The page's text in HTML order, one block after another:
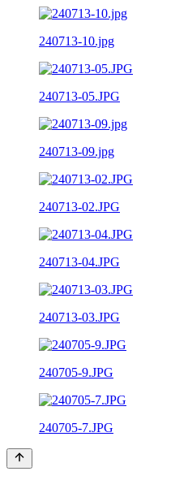
240713-10.jpg
240713-05.JPG
240713-09.jpg
240713-02.JPG
240713-04.JPG
240713-03.JPG
240705-9.JPG
240705-7.JPG